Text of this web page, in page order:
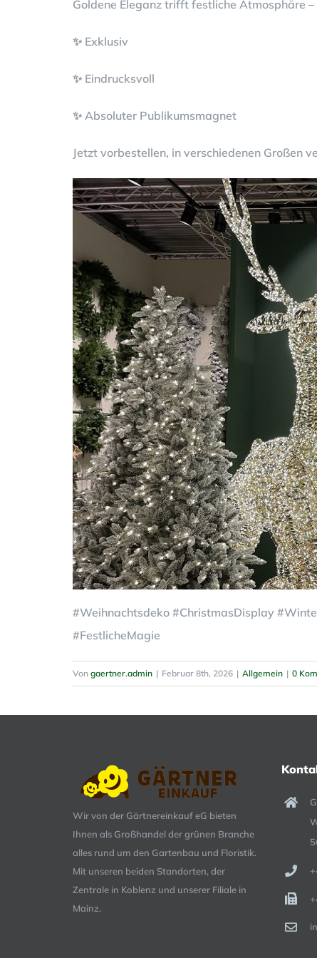
Goldene Eleganz trifft festliche Atmosphäre
✨ Exklusiv
✨ Eindrucksvoll
✨ Absoluter Publikumsmagnet
Jetzt vorbestellen, in verschiedenen Großen
#Weihnachtsdeko #ChristmasDisplay
#FestlicheMagie
Von gaertner.admin | Februar 8th, 2026 | Allgemein | 0
Wir von der Gärtnereinkauf eG bieten
Ihnen als Großhandel der grünen Branche
alles rund um den Gartenbau und Floristik.
Mit unseren beiden Standorten, der
Zentrale in Koblenz und unserer Filiale in
Mainz.